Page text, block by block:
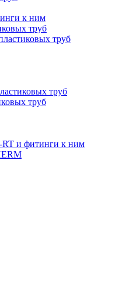
к ним
труб
труб
труб
труб
RT и фитинги к ним